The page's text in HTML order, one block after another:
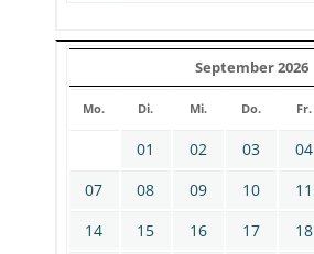
September 2026
Mo. Di. Mi. Do. Fr.
01 02 03 04
07
08 09 10 11
14
15 16 17 18